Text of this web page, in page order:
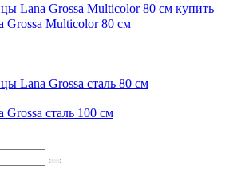
Multicolor 80 см
сталь 100 см